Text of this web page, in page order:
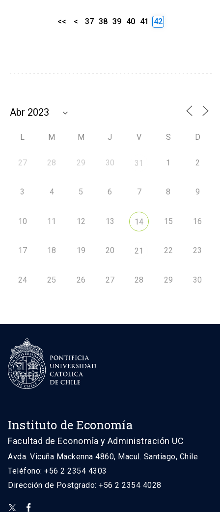
<< < 37 38 39 40 41 42
L M M J V S D
27 28 29 30 31 1 2
3 4 5 6 7 8 9
10 11 12 13 14 15 16
17 18 19 20 21 22 23
24 25 26 27 28 29 30
Instituto de Economía
Facultad de Economía y Administración UC
Avda. Vicuña Mackenna 4860, Macul. Santiago, Chile
Teléfono: +56 2 2354 4303
Dirección de Postgrado: +56 2 2354 4028